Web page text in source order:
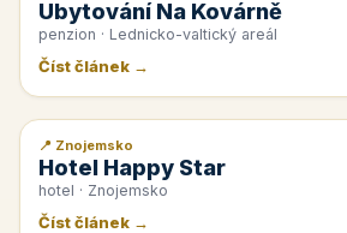
Ubytování Na Kovárně
penzion · Lednicko-valtický areál
Číst článek →
📰 PR článek
📍 Znojemsko
Hotel Happy Star
hotel · Znojemsko
Číst článek →